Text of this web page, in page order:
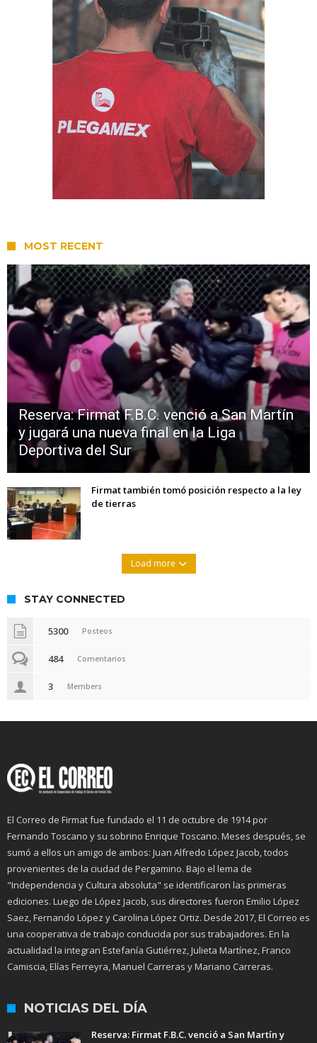
MOST RECENT
Reserva: Firmat F.B.C. venció a San Martín
y jugará una nueva final en la Liga
Deportiva del Sur
Firmat también tomó posición respecto a la ley
de tierras
Load more
STAY CONNECTED
5300 Posteos
484 Comentarios
3 Members
El Correo de Firmat fue fundado el 11 de octubre de 1914 por
Fernando Toscano y su sobrino Enrique Toscano. Meses después, se
sumó a ellos un amigo de ambos: Juan Alfredo López Jacob, todos
provenientes de la ciudad de Pergamino. Bajo el lema de
"Independencia y Cultura absoluta" se identificaron las primeras
ediciones. Luego de López Jacob, sus directores fueron Emilio López
Saez, Fernando López y Carolina López Ortiz. Desde 2017, El Correo es
una cooperativa de trabajo conducida por sus trabajadores. En la
actualidad la integran Estefanía Gutiérrez, Julieta Martínez, Franco
Camiscia, Elías Ferreyra, Manuel Carreras y Mariano Carreras.
NOTICIAS DEL DÍA
Reserva: Firmat F.B.C. venció a San Martín y